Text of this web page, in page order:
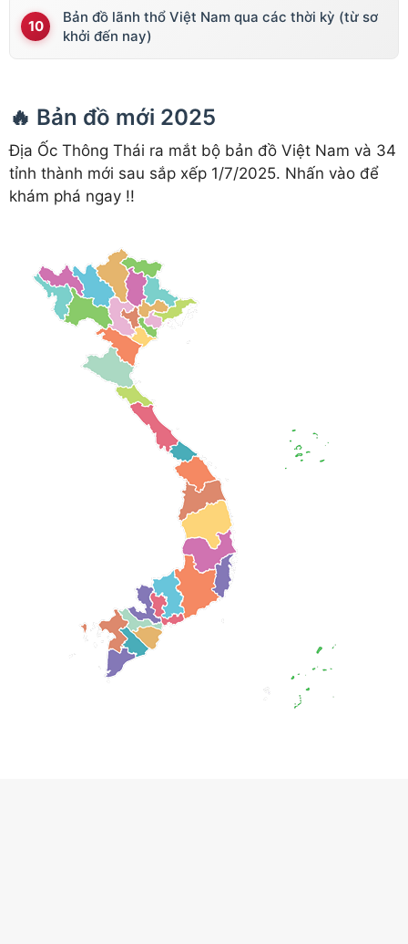
Bản đồ lãnh thổ Việt Nam qua các thời kỳ (từ sơ
khởi đến nay)
🔥 Bản đồ mới 2025
Địa Ốc Thông Thái ra mắt bộ bản đồ Việt Nam và 34
tỉnh thành mới sau sắp xếp 1/7/2025. Nhấn vào để
khám phá ngay !!